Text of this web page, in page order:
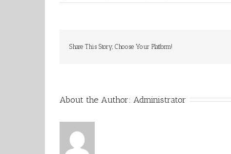
Share This Story, Choose Your Platform!
About the Author: Administrator